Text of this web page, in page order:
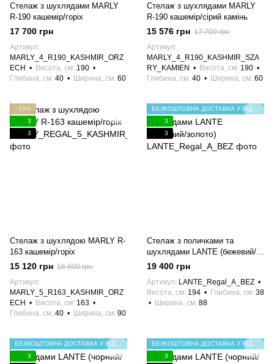
Стелаж з шухлядами MARLY
R-190 кашемір/горіх
17 700 грн
Артикул
MARLY_4_R190_KASHMIR_ORZ
ECH
Висота, см 190
Глибина, см 40 Ширина, см 60
Стелаж з шухлядами MARLY
R-190 кашемір/сірий камінь
15 576 грн 17 700 грн
Артикул
MARLY_4_R190_KASHMIR_SZA
RY_KAMIEN
Висота, см 190
Глибина, см 40 Ширина, см 60
−10%
3
3
Стелаж з шухлядою MARLY R-
163 кашемір/горіх
15 120 грн 16 800 грн
Артикул
MARLY_5_R163_KASHMIR_ORZ
ECH
Висота, см 163
Глибина, см 40 Ширина, см 90
3
3
Стелаж з поличками та
шухлядами LANTE (бежевий/
золото)
19 400 грн
Артикул
LANTE_Regal_A_BEZ
Висота, см 194 Глибина, см 38
Ширина, см 88
3
3